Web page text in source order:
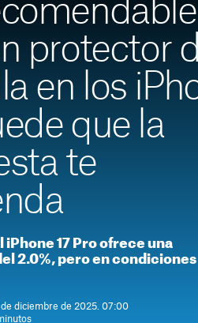
protector
en los
que la
te
iPhone 17 Pro ofrece una
2.0%, pero en condiciones
diciembre de 2025. 07:00